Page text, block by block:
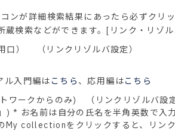
ンが詳細検索結果にあったら必ずクリッ
蔵検索などができます。[リンク・リゾ
用口）
（リンクリゾルバ設定）
ル入門編は こちら 、応用編はこちら
ワークからのみ)
（リンクリゾルバ設
) * お名前は自分の氏名を半角英数で入
My collectionをクリックすると、リン